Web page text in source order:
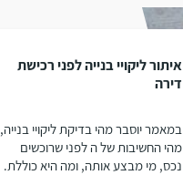
איתור ליקויי בנייה לפני רכישת
דירה
במאמר יוסבר מהי בדיקת ליקויי בנייה,
מהי החשיבות של ה לפני שרוכשים
נכס, מי מבצע אותה, ומה היא כוללת.